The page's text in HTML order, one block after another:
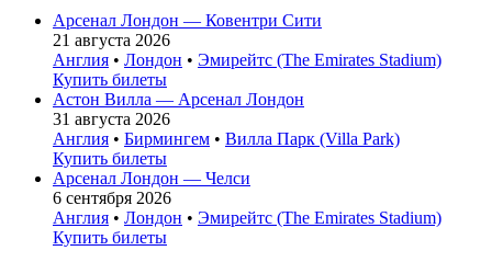
Арсенал Лондон — Ковентри Сити
21 августа 2026
Англия • Лондон • Эмирейтс (The Emirates Stadium)
Купить билеты
Астон Вилла — Арсенал Лондон
31 августа 2026
Англия • Бирмингем • Вилла Парк (Villa Park)
Купить билеты
Арсенал Лондон — Челси
6 сентября 2026
Англия • Лондон • Эмирейтс (The Emirates Stadium)
Купить билеты